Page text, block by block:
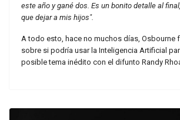
este año y gané dos. Es un bonito detalle al
que dejar a mis hijos".
A todo esto, hace no muchos días, Osbourne
sobre si podría usar la Inteligencia Artificial
posible tema inédito con el difunto Randy